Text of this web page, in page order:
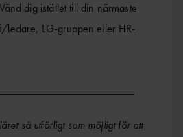
dig istället till din närmaste
LG-gruppen eller HR-
så utförligt som möjligt för att